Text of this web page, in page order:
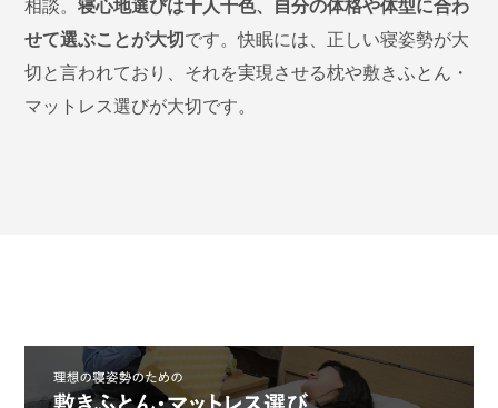
相談。寝心地選びは十人十色、自分の体格や体型に合わ
せて選ぶことが大切 です。快眠には、正しい寝姿勢が大
切と言われており、それを実現させる枕や敷きふとん・
マットレス選びが大切です。